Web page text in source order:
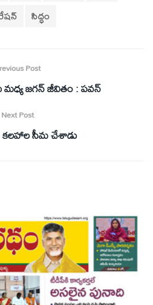
సిద్ధం
Post
మధ్య జగన్‌ జీవితం : పవన్‌
Next Post
సీమ చేశాడు